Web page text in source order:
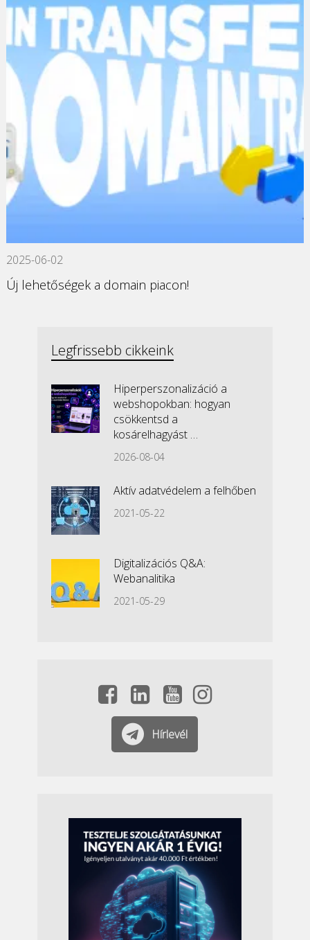
2025-06-02
Új lehetőségek a domain piacon!
Legfrissebb cikkeink
Hiperperszonalizáció a
webshopokban: hogyan
csökkentsd a
kosárelhagyást …
2026-08-04
Aktív adatvédelem a felhőben
2021-05-22
Digitalizációs Q&A:
Webanalitika
2021-05-29
Hírlevél